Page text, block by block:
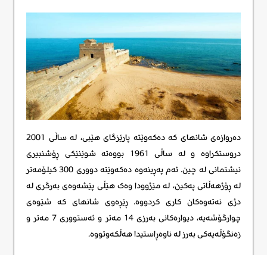
دەروازەی شانهای کە دەکەوێتە پارێزگای هێبی، لە ساڵی 2001
دروستکراوە و لە ساڵی 1961 بووەتە شوێنێکی ڕۆشنبیری
نیشتمانی لە چین. ئەم پەڕینەوە دەکەوێتە دووری 300 کیلۆمەتر
لە ڕۆژهەڵاتی پەکین، لە مێژوودا وەک هێڵی پێشەوەی بەرگری لە
دژی نەتەوەکان کاری کردووە. ڕێڕەوی شانهای کە شێوەی
چوارگۆشەیە، دیوارەکانی بەرزی 14 مەتر و ئەستووری 7 مەتر و
زەنگۆڵەیەکی بەرز لە ناوەڕاستیدا هەڵکەوتووە.